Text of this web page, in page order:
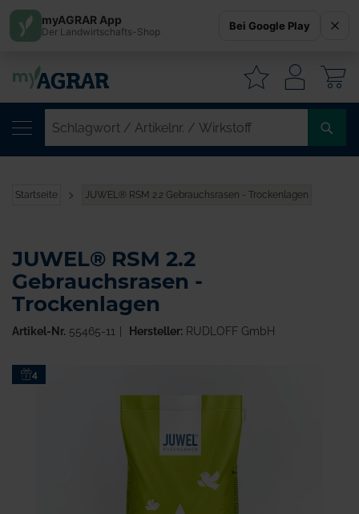
Startseite JUWEL® RSM 2.2 Gebrauchsrasen - Trockenlagen
Zum4
JUWEL® RSM 2.2
Gebrauchsrasen -
Trockenlagen
Artikel-Nr. 55465-11 Hersteller:RUDLOFF GmbH
myAGRAR App
Der Landwirtschafts-Shop Bei Google Play